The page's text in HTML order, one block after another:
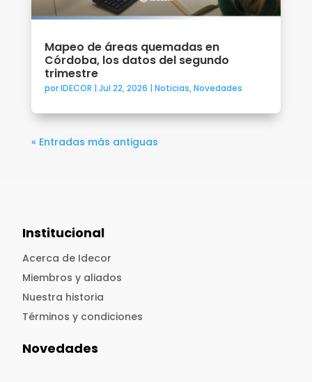
Mapeo de áreas quemadas en
Córdoba, los datos del segundo
trimestre
porIDECOR | Jul 22, 2026 | Noticias,Novedades
« Entradas más antiguas
Institucional
Acerca de Idecor
Miembros y aliados
Nuestra historia
Términos y condiciones
Novedades